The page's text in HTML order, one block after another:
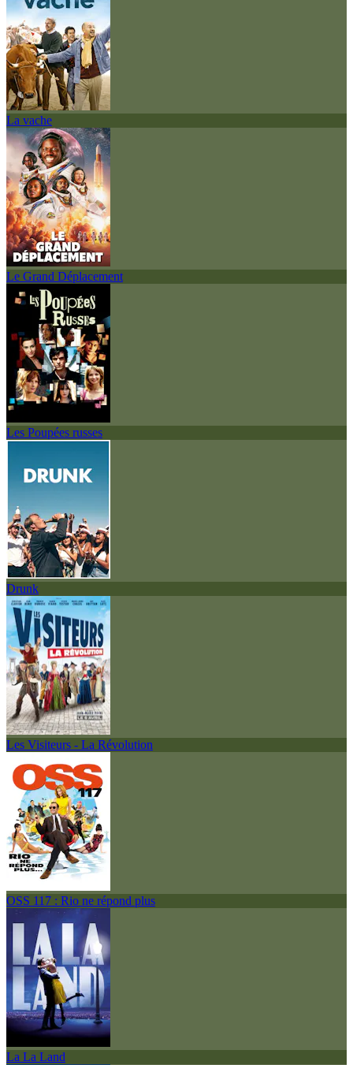
La vache
Le Grand Déplacement
Les Poupées russes
Drunk
Les Visiteurs - La Révolution
OSS 117 : Rio ne répond plus
La La Land